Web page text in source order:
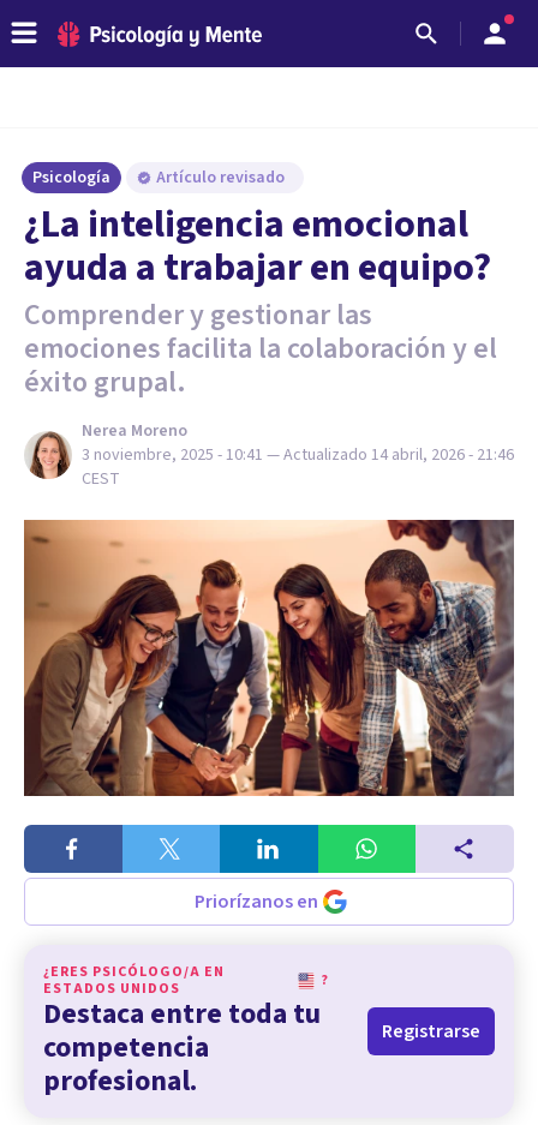
Psicología Artículo revisado
¿La inteligencia emocional
ayuda a trabajar en equipo?
Comprender y gestionar las
emociones facilita la colaboración y el
éxito grupal.
Nerea Moreno
3 noviembre, 2025 - 10:41 — Actualizado 14 abril, 2026 - 21:46
CEST
Priorízanos en
¿ERES PSICÓLOGO/A EN
ESTADOS UNIDOS
?
Destaca entre toda tu
competencia
profesional.
Registrarse